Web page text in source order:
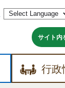
サイト内
行政